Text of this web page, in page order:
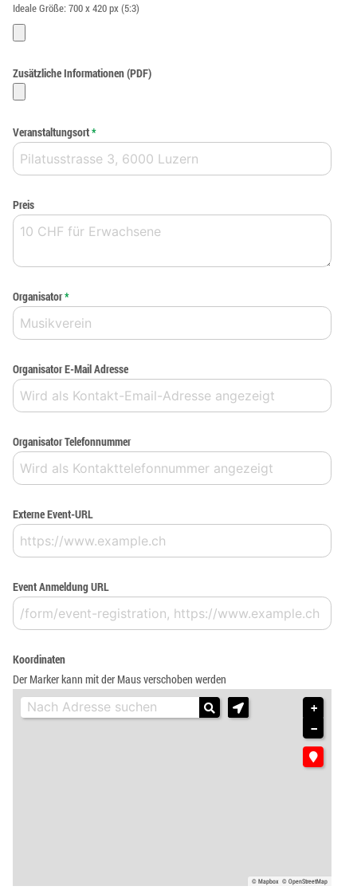
Ideale Größe: 700 x 420 px (5:3)
Zusätzliche Informationen (PDF)
Veranstaltungsort*
Preis
Organisator*
Organisator E-Mail Adresse
Organisator Telefonnummer
Externe Event-URL
Event Anmeldung URL
Koordinaten
Der Marker kann mit der Maus verschoben werden
+
−
© Mapbox © OpenStreetMap